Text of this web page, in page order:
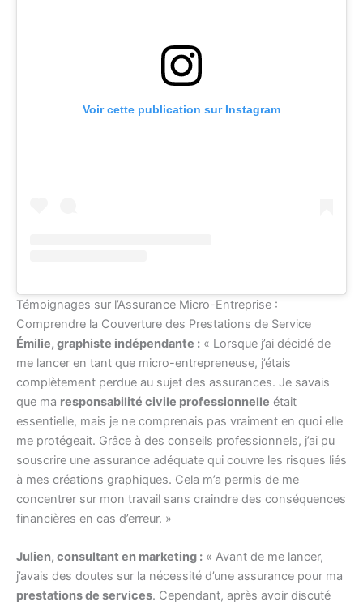
Voir cette publication sur Instagram
Témoignages sur l’Assurance Micro-Entreprise :
Comprendre la Couverture des Prestations de Service
Émilie, graphiste indépendante : « Lorsque j’ai décidé de
me lancer en tant que micro-entrepreneuse, j’étais
complètement perdue au sujet des assurances. Je savais
que ma responsabilité civile professionnelle était
essentielle, mais je ne comprenais pas vraiment en quoi elle
me protégeait. Grâce à des conseils professionnels, j’ai pu
souscrire une assurance adéquate qui couvre les risques liés
à mes créations graphiques. Cela m’a permis de me
concentrer sur mon travail sans craindre des conséquences
financières en cas d’erreur. »
Julien, consultant en marketing : « Avant de me lancer,
j’avais des doutes sur la nécessité d’une assurance pour ma
prestations de services. Cependant, après avoir discuté